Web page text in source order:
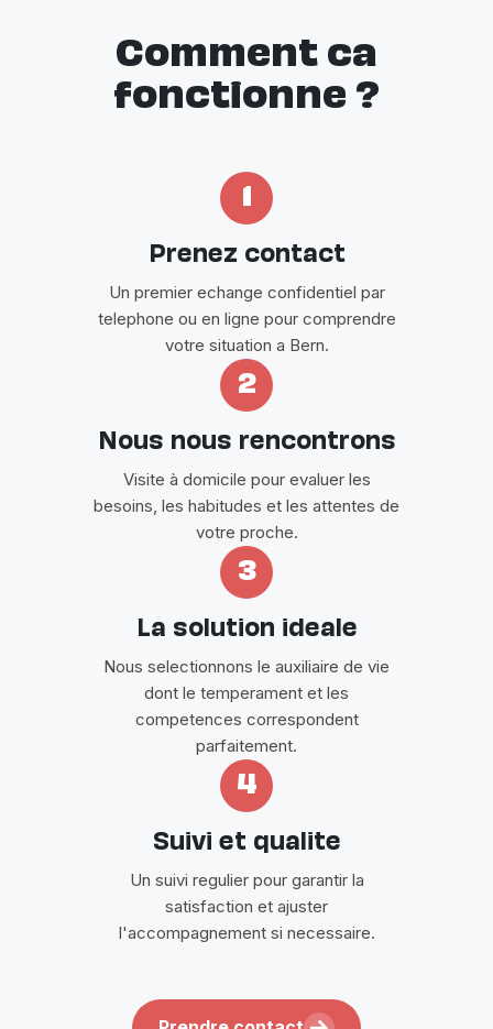
Comment ca
fonctionne ?
Prenez contact
Un premier echange confidentiel par
telephone ou en ligne pour comprendre
votre situation a Bern.
2
Nous nous rencontrons
Visite à domicile pour evaluer les
besoins, les habitudes et les attentes de
votre proche.
3
La solution ideale
Nous selectionnons le auxiliaire de vie
dont le temperament et les
competences correspondent
parfaitement.
4
Suivi et qualite
Un suivi regulier pour garantir la
satisfaction et ajuster
l'accompagnement si necessaire.